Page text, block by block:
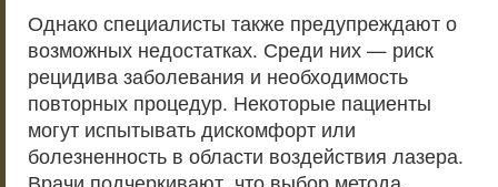
Однако специалисты также предупреждают о
возможных недостатках. Среди них — риск
рецидива заболевания и необходимость
повторных процедур. Некоторые пациенты
могут испытывать дискомфорт или
болезненность в области воздействия лазера.